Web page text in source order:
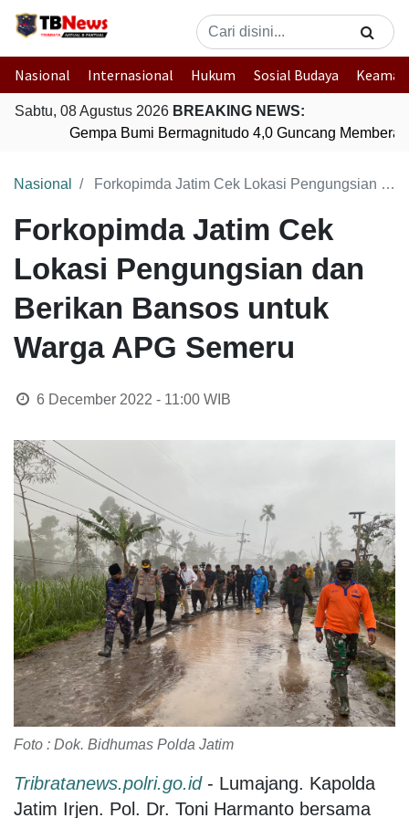
Nasional Internasional Hukum Sosial Budaya
Sabtu, 08 Agustus 2026 BREAKING NEWS:
Gempa Bumi Bermagnitudo 4,0 Guncang
Nasional Forkopimda Jatim Cek Lokasi Pengungsian dan Berikan Bansos untuk Warga APG Semeru
Forkopimda Jatim Cek
Lokasi Pengungsian dan
Berikan Bansos untuk
Warga APG Semeru
6 December 2022 - 11:00WIB
Foto : Dok. Bidhumas Polda Jatim
Tribratanews.polri.go.id- Lumajang. Kapolda
Jatim Irjen. Pol. Dr. Toni Harmanto bersama